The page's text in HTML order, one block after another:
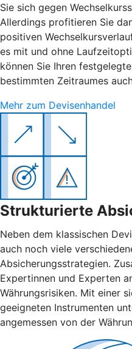
Sie sich gegen
Allerdings profitieren Sie
positiven
es mit und ohne
können Sie Ihren
bestimmten Zeitraumes
Mehr zum Devisenhandel
Strukturierte
Neben dem klassischen
auch noch viele
Absicherungsstrategien.
Expertinnen und Experten
Währungsrisiken. Mit einer
geeigneten Instrumenten
angemessen von der